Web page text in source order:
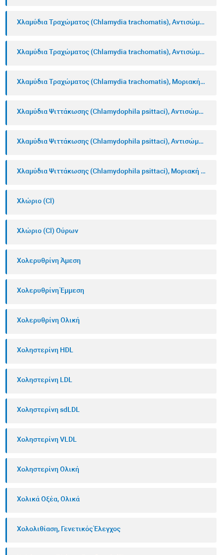
Χλαμύδια Τραχώματος (Chlamydia trachomatis), Αντισώματα IgM
Χλαμύδια Τραχώματος (Chlamydia trachomatis), Αντισώματα IgΑ
Χλαμύδια Τραχώματος (Chlamydia trachomatis), Μοριακή Ανίχνευση
Χλαμύδια Ψιττάκωσης (Chlamydophila psittaci), Αντισώματα IgG
Χλαμύδια Ψιττάκωσης (Chlamydophila psittaci), Αντισώματα IgM
Χλαμύδια Ψιττάκωσης (Chlamydophila psittaci), Μοριακή Ανίχνευση
Χλώριο (Cl)
Χλώριο (Cl) Ούρων
Χολερυθρίνη Άμεση
Χολερυθρίνη Έμμεση
Χολερυθρίνη Ολική
Χοληστερίνη HDL
Χοληστερίνη LDL
Χοληστερίνη sdLDL
Χοληστερίνη VLDL
Χοληστερίνη Ολική
Χολικά Οξέα, Ολικά
Χολολιθίαση, Γενετικός Έλεγχος